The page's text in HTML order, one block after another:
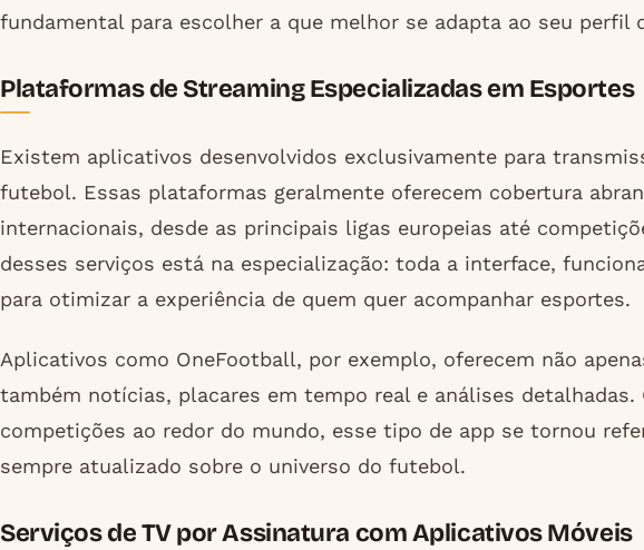
fundamental para escolher a que melhor se adapta ao seu perfil
Plataformas de Streaming Especializadas em Esportes
Existem aplicativos desenvolvidos exclusivamente para
futebol. Essas plataformas geralmente oferecem cobertura
internacionais, desde as principais ligas europeias até
desses serviços está na especialização: toda a interface,
para otimizar a experiência de quem quer acompanhar esportes.
Aplicativos como OneFootball, por exemplo, oferecem não
também notícias, placares em tempo real e análises detalhadas.
competições ao redor do mundo, esse tipo de app se tornou
sempre atualizado sobre o universo do futebol.
Serviços de TV por Assinatura com Aplicativos Móveis